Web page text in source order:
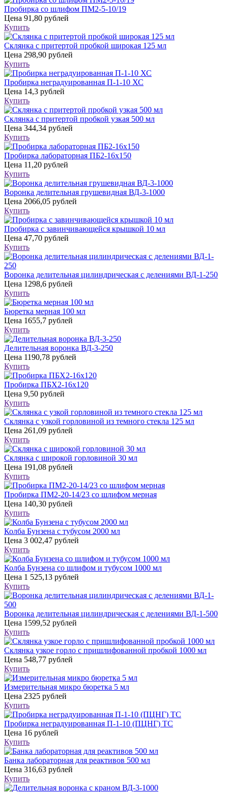
Пробирка со шлифом ПМ2-5-10/19
Цена 91,80 рублей
Купить
Склянка с притертой пробкой широкая 125 мл
Цена 298,90 рублей
Купить
Пробирка неградуированная П-1-10 ХС
Цена 14,3 рублей
Купить
Склянка с притертой пробкой узкая 500 мл
Цена 344,34 рублей
Купить
Пробирка лабораторная ПБ2-16х150
Цена 11,20 рублей
Купить
Воронка делительная грушевидная ВД-3-1000
Цена 2066,05 рублей
Купить
Пробирка с завинчивающейся крышкой 10 мл
Цена 47,70 рублей
Купить
Воронка делительная цилиндрическая с делениями ВД-1-250
Цена 1298,6 рублей
Купить
Бюретка мерная 100 мл
Цена 1655,7 рублей
Купить
Делительная воронка ВД-3-250
Цена 1190,78 рублей
Купить
Пробирка ПБХ2-16х120
Цена 9,50 рублей
Купить
Склянка с узкой горловиной из темного стекла 125 мл
Цена 261,09 рублей
Купить
Склянка с широкой горловиной 30 мл
Цена 191,08 рублей
Купить
Пробирка ПМ2-20-14/23 со шлифом мерная
Цена 140,30 рублей
Купить
Колба Бунзена с тубусом 2000 мл
Цена 3 002,47 рублей
Купить
Колба Бунзена со шлифом и тубусом 1000 мл
Цена 1 525,13 рублей
Купить
Воронка делительная цилиндрическая с делениями ВД-1-500
Цена 1599,52 рублей
Купить
Склянка узкое горло с пришлифованной пробкой 1000 мл
Цена 548,77 рублей
Купить
Измерительная микро бюретка 5 мл
Цена 2325 рублей
Купить
Пробирка неградуированная П-1-10 (ПЦНГ) ТС
Цена 16 рублей
Купить
Банка лабораторная для реактивов 500 мл
Цена 316,63 рублей
Купить